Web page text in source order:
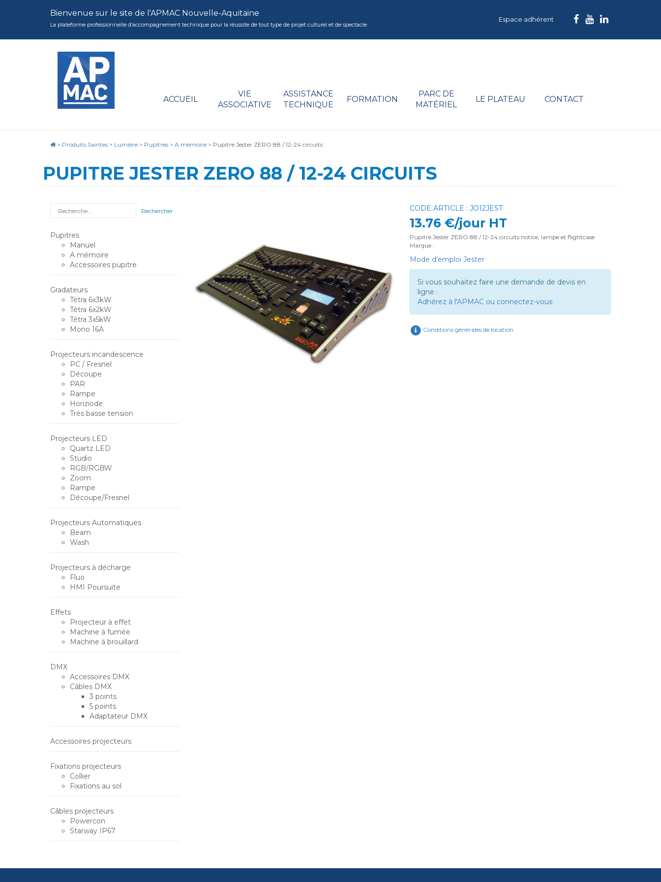
Bienvenue sur le site de l'APMAC Nouvelle-Aquitaine
La plateforme professionnelle d’accompagnement technique pour la réussite de tout type de projet culturel et de spectacle
Espace adhérent
ACCUEIL
VIE
ASSOCIATIVE
ASSISTANCE
TECHNIQUE
FORMATION
PARC DE
MATÉRIEL
LE PLATEAU CONTACT
> Produits Saintes > Lumière > Pupitres > A mémoire > Pupitre Jester ZERO 88 / 12-24 circuits
PUPITRE JESTER ZERO 88 / 12-24 CIRCUITS
CODE ARTICLE : JO12JEST
13.76 €/jour HT
Pupitre Jester ZERO 88 / 12-24 circuits notice, lampe et flightcase
Marque :
Mode d’emploi Jester
Si vous souhaitez faire une demande de devis en
ligne :
Adhérez à l'APMAC ou connectez-vous
Conditions générales de location
Rechercher
Pupitres
Manuel
A mémoire
Accessoires pupitre
Gradateurs
Tétra 6x3kW
Tétra 6x2kW
Tétra 3x5kW
Mono 16A
Projecteurs incandescence
PC / Fresnel
Découpe
PAR
Rampe
Horiziode
Très basse tension
Projecteurs LED
Quartz LED
Studio
RGB/RGBW
Zoom
Rampe
Découpe/Fresnel
Projecteurs Automatiques
Beam
Wash
Projecteurs à décharge
Fluo
HMI Poursuite
Effets
Projecteur à effet
Machine à fumée
Machine à brouillard
DMX
Accessoires DMX
Câbles DMX
3 points
5 points
Adaptateur DMX
Accessoires projecteurs
Fixations projecteurs
Collier
Fixations au sol
Câbles projecteurs
Powercon
Starway IP67